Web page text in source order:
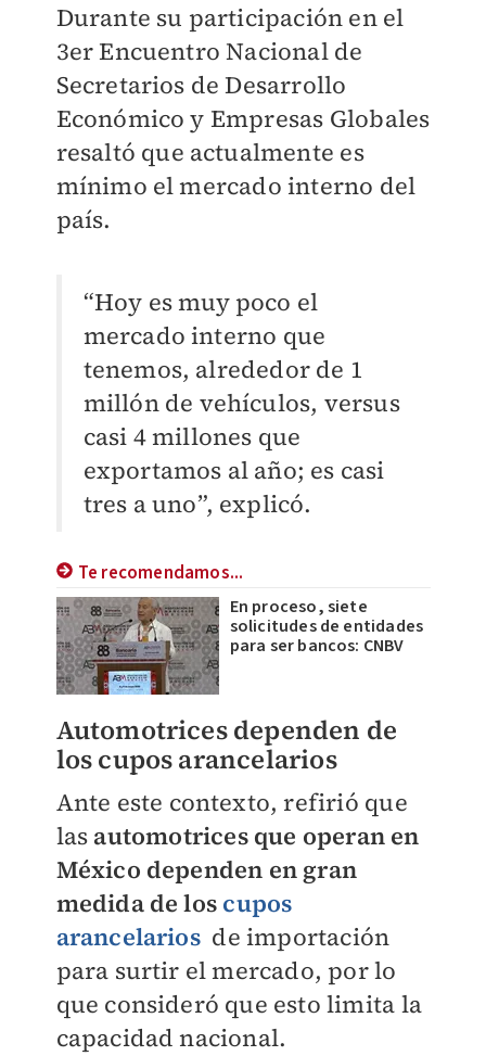
Durante su participación en el
3er Encuentro Nacional de
Secretarios de Desarrollo
Económico y Empresas Globales
resaltó que actualmente es
mínimo el mercado interno del
país.
“Hoy es muy poco el
mercado interno que
tenemos, alrededor de 1
millón de vehículos, versus
casi 4 millones que
exportamos al año; es casi
tres a uno”, explicó.
Te recomendamos...
En proceso, siete
solicitudes de entidades
para ser bancos: CNBV
Automotrices dependen de
los cupos arancelarios
Ante este contexto, refirió que
las automotrices que operan en
México dependen en gran
medida de los cupos
arancelarios de importación
para surtir el mercado, por lo
que consideró que esto limita la
capacidad nacional.